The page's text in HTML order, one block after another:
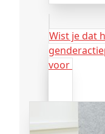
Wist je dat
voor